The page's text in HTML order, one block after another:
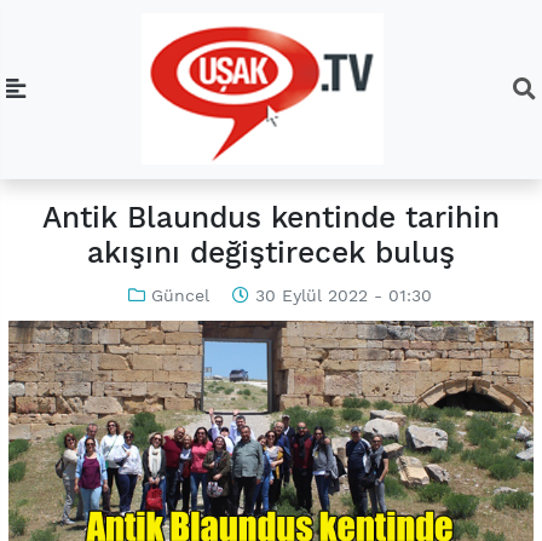
Antik Blaundus kentinde tarihin
akışını değiştirecek buluş
Güncel 30 Eylül 2022 - 01:30